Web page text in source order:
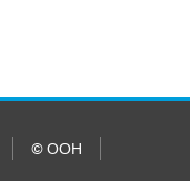
© ООН